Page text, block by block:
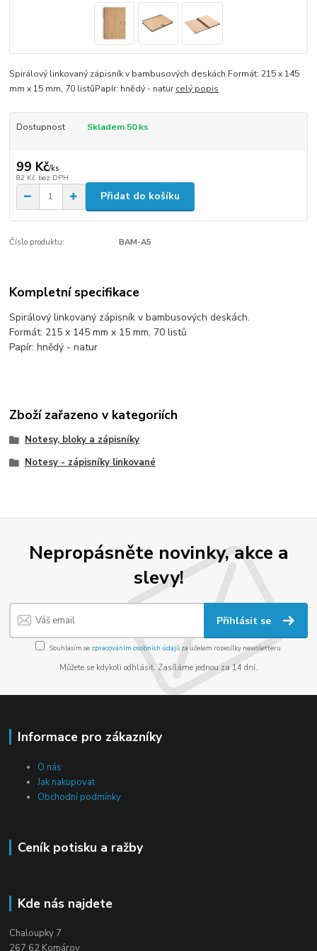
Spirálový linkovaný zápisník v bambusových deskách.Formát: 215 x 145
mm x 15 mm, 70 listůPapír: hnědý - naturcelý popis
Dostupnost Skladem 50 ks
99 Kč/ks
82 Kč bez DPH
Přidat do košíku
Číslo produktu: BAM-A5
Kompletní specifikace
Spirálový linkovaný zápisník v bambusových deskách.
Formát: 215 x 145 mm x 15 mm, 70 listů
Papír: hnědý - natur
Zboží zařazeno v kategoriích
Notesy, bloky a zápisníky
Notesy - zápisníky linkované
Nepropásněte novinky, akce a
slevy!
Přihlásit se
Souhlasím se zpracováním osobních údajůza účelem rozesílky newsletteru.
Můžete se kdykoli odhlásit. Zasíláme jednou za 14 dní.
Informace pro zákazníky
O nás
Jak nakupovat
Obchodní podmínky
Ceník potisku a ražby
Kde nás najdete
Chaloupky 7